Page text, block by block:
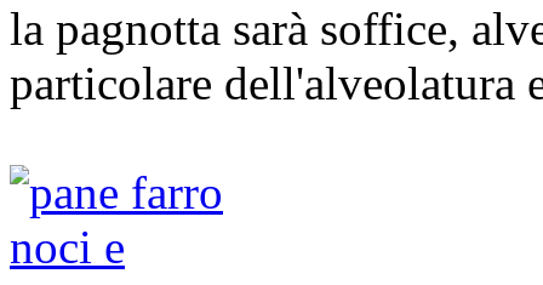
la pagnotta sarà soffice,
particolare dell'alveolatura